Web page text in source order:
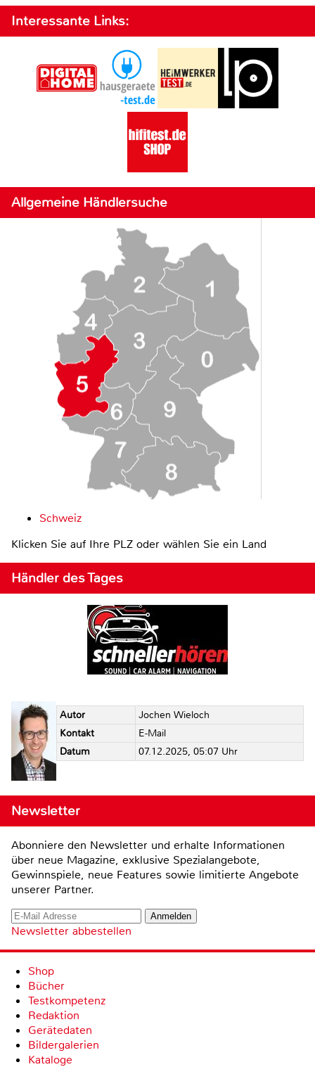
Interessante Links:
Allgemeine Händlersuche
Schweiz
Klicken Sie auf Ihre PLZ oder wählen Sie ein Land
Händler des Tages
Autor
Jochen Wieloch
Kontakt
E-Mail
Datum
07.12.2025, 05:07 Uhr
Newsletter
Abonniere den Newsletter und erhalte Informationen
über neue Magazine, exklusive Spezialangebote,
Gewinnspiele, neue Features sowie limitierte Angebote
unserer Partner.
Newsletter abbestellen
Shop
Bücher
Testkompetenz
Redaktion
Gerätedaten
Bildergalerien
Kataloge